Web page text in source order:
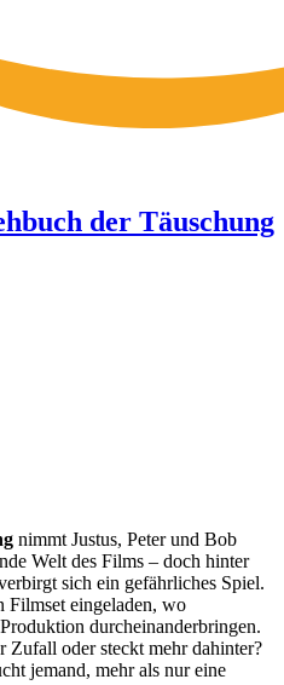
der Täuschung
nimmt Justus, Peter und Bob
Welt des Films – doch hinter
sich ein gefährliches Spiel.
Filmset eingeladen, wo
durcheinanderbringen.
Zufall oder steckt mehr dahinter?
jemand, mehr als nur eine